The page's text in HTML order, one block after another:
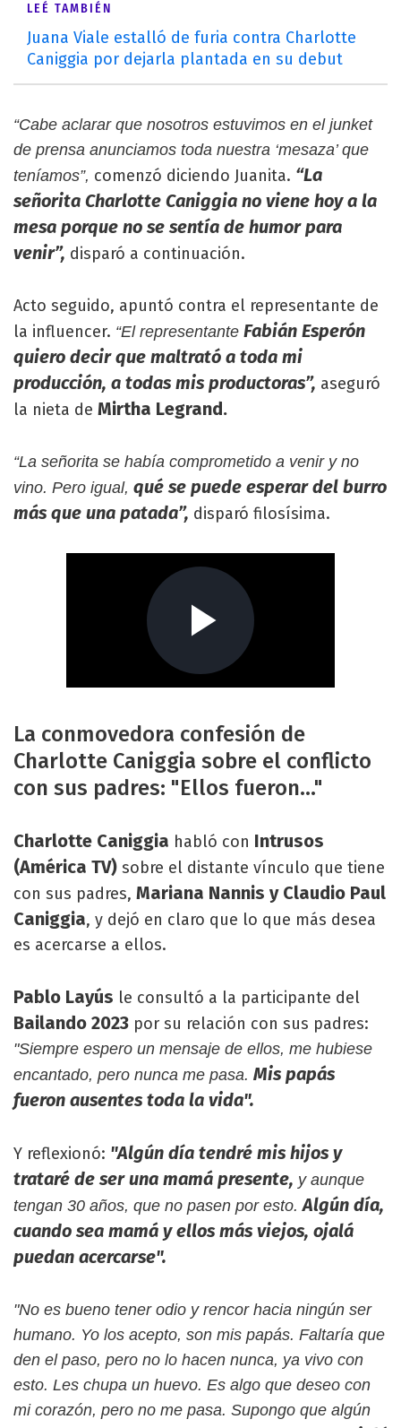
LEÉ TAMBIÉN
Juana Viale estalló de furia contra Charlotte
Caniggia por dejarla plantada en su debut
“Cabe aclarar que nosotros estuvimos en el junket
de prensa anunciamos toda nuestra ‘mesaza’ que
teníamos”, comenzó diciendo Juanita. “La
señorita Charlotte Caniggia no viene hoy a la
mesa porque no se sentía de humor para
venir”, disparó a continuación.
Acto seguido, apuntó contra el representante de
la influencer. “El representante Fabián Esperón
quiero decir que maltrató a toda mi
producción, a todas mis productoras”, aseguró
la nieta de Mirtha Legrand.
“La señorita se había comprometido a venir y no
vino. Pero igual, qué se puede esperar del burro
más que una patada”, disparó filosísima.
La conmovedora confesión de
Charlotte Caniggia sobre el conflicto
con sus padres: "Ellos fueron..."
Charlotte Caniggia habló con Intrusos
(América TV) sobre el distante vínculo que tiene
con sus padres, Mariana Nannis y Claudio Paul
Caniggia, y dejó en claro que lo que más desea
es acercarse a ellos.
Pablo Layús le consultó a la participante del
Bailando 2023 por su relación con sus padres:
"Siempre espero un mensaje de ellos, me hubiese
encantado, pero nunca me pasa. Mis papás
fueron ausentes toda la vida".
Y reflexionó: "Algún día tendré mis hijos y
trataré de ser una mamá presente, y aunque
tengan 30 años, que no pasen por esto.Algún día,
cuando sea mamá y ellos más viejos, ojalá
puedan acercarse".
"No es bueno tener odio y rencor hacia ningún ser
humano. Yo los acepto, son mis papás. Faltaría que
den el paso, pero no lo hacen nunca, ya vivo con
esto. Les chupa un huevo. Es algo que deseo con
mi corazón, pero no me pasa. Supongo que algún